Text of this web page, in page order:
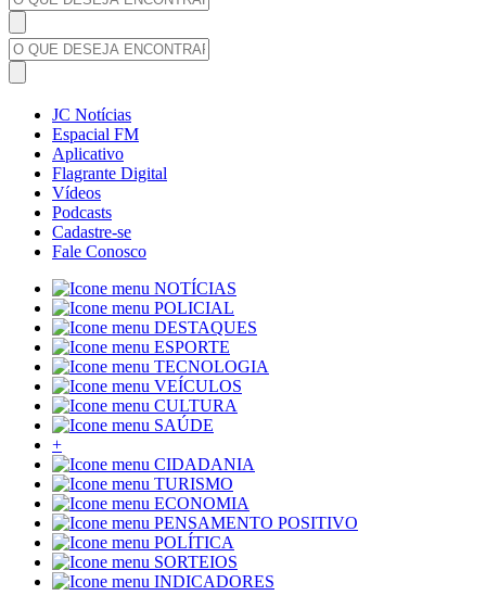
JC Notícias
Espacial FM
Aplicativo
Flagrante Digital
Vídeos
Podcasts
Cadastre-se
Fale Conosco
NOTÍCIAS
POLICIAL
DESTAQUES
ESPORTE
TECNOLOGIA
VEÍCULOS
CULTURA
SAÚDE
+
CIDADANIA
TURISMO
ECONOMIA
PENSAMENTO POSITIVO
POLÍTICA
SORTEIOS
INDICADORES